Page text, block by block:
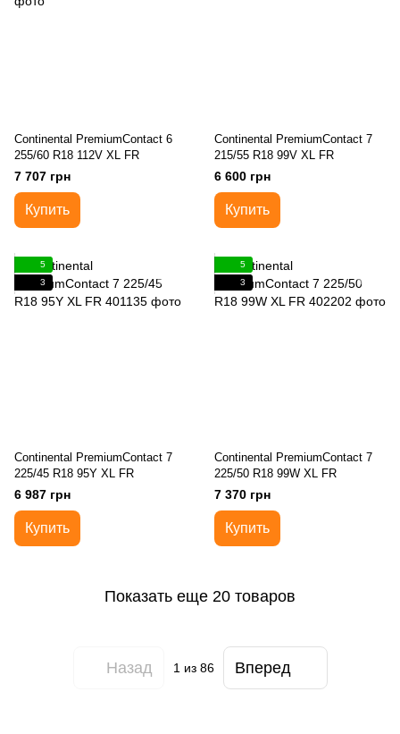
Continental PremiumContact 6
255/60 R18 112V XL FR
7 707 грн
Купить
Continental PremiumContact 7
215/55 R18 99V XL FR
6 600 грн
Купить
5
3
Continental PremiumContact 7
225/45 R18 95Y XL FR
6 987 грн
Купить
5
3
Continental PremiumContact 7
225/50 R18 99W XL FR
7 370 грн
Купить
Показать еще 20 товаров
Назад 1 из 86 Вперед